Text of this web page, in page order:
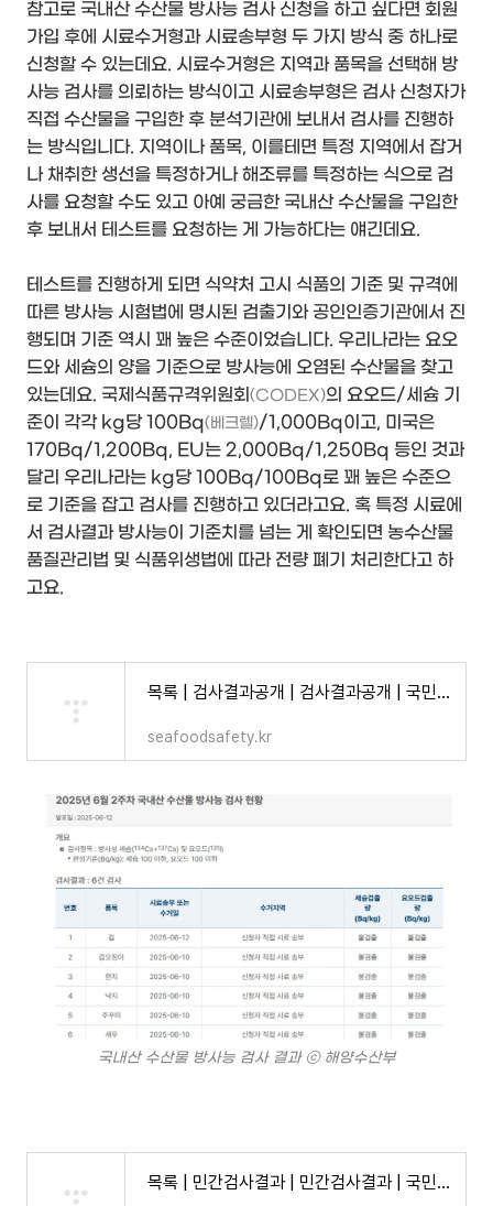
참고로 국내산 수산물 방사능 검사 신청을 하고 싶다면 회원
가입 후에 시료수거형과 시료송부형 두 가지 방식 중 하나로
신청할 수 있는데요. 시료수거형은 지역과 품목을 선택해 방
사능 검사를 의뢰하는 방식이고 시료송부형은 검사 신청자가
직접 수산물을 구입한 후 분석기관에 보내서 검사를 진행하
는 방식입니다. 지역이나 품목, 이를테면 특정 지역에서 잡거
나 채취한 생선을 특정하거나 해조류를 특정하는 식으로 검
사를 요청할 수도 있고 아예 궁금한 국내산 수산물을 구입한
후 보내서 테스트를 요청하는 게 가능하다는 얘긴데요.
테스트를 진행하게 되면 식약처 고시 식품의 기준 및 규격에
따른 방사능 시험법에 명시된 검출기와 공인인증기관에서 진
행되며 기준 역시 꽤 높은 수준이었습니다. 우리나라는 요오
드와 세슘의 양을 기준으로 방사능에 오염된 수산물을 찾고
있는데요. 국제식품규격위원회 (CODEX)의 요오드/세슘 기
준이 각각 kg당 100Bq(베크렐)/1,000Bq이고, 미국은
170Bq/1,200Bq, EU는 2,000Bq/1,250Bq 등인 것과
달리 우리나라는 kg당 100Bq/100Bq로 꽤 높은 수준으
로 기준을 잡고 검사를 진행하고 있더라고요. 혹 특정 시료에
서 검사결과 방사능이 기준치를 넘는 게 확인되면 농수산물
품질관리법 및 식품위생법에 따라 전량 폐기 처리한다고 하
고요.
목록 | 검사결과공개 | 검사결과공개 | 국민신청 방사능 분석사업
seafoodsafety.kr
국내산 수산물 방사능 검사 결과 ⓒ 해양수산부
목록 | 민간검사결과 | 민간검사결과 | 국민신청 방사능 분석사업